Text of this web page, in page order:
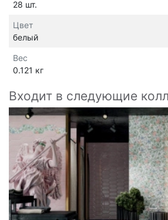
28 шт.
Цвет
белый
Вес
0.121 кг
Входит в следующие